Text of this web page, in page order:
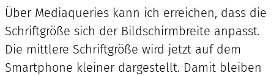
CSS
(css
Über Mediaqueries kann ich erreichen, dass die
Schriftgröße sich der Bildschirmbreite anpasst.
Die mittlere Schriftgröße wird jetzt auf dem
Smartphone kleiner dargestellt. Damit bleiben